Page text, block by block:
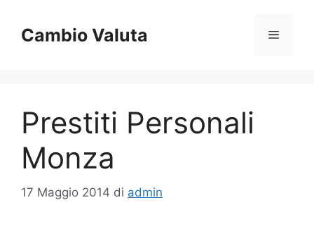
contenuto
Cambio Valuta Menu
Prestiti Personali
Monza
17 Maggio 2014 di admin